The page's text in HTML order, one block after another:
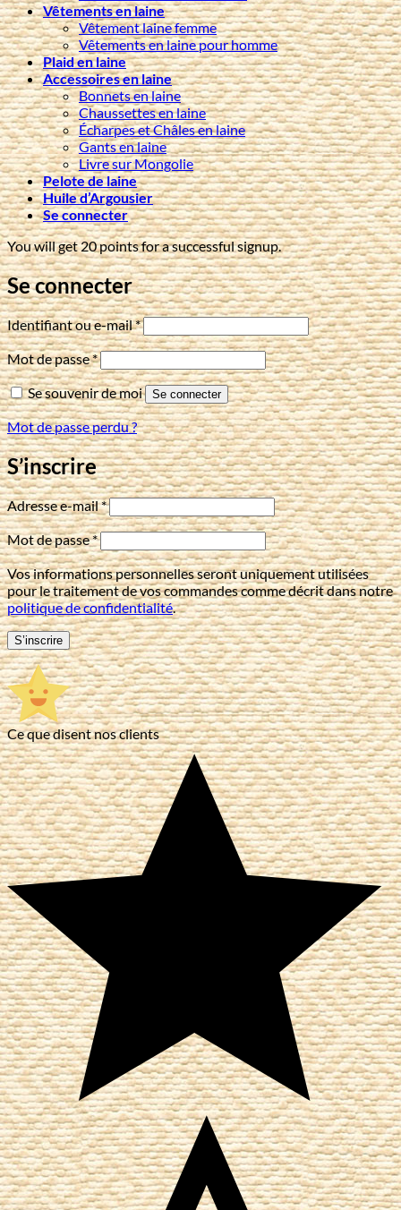
Vêtements en laine
Vêtement laine femme
Vêtements en laine pour homme
Plaid en laine
Accessoires en laine
Bonnets en laine
Chaussettes en laine
Écharpes et Châles en laine
Gants en laine
Livre sur Mongolie
Pelote de laine
Huile d’Argousier
Se connecter
You will get 20 points for a successful signup.
Se connecter
Identifiant ou e-mail*Obligatoire
Mot de passe*Obligatoire
Se souvenir de moi Se connecter
Mot de passe perdu ?
S’inscrire
Adresse e-mail*Obligatoire
Mot de passe*Obligatoire
Vos informations personnelles seront uniquement utilisées
pour le traitement de vos commandes comme décrit dans notre
politique de confidentialité.
S’inscrire
Ce que disent nos clients